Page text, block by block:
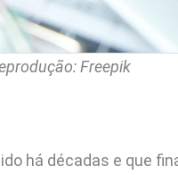
Freepik
há décadas e que